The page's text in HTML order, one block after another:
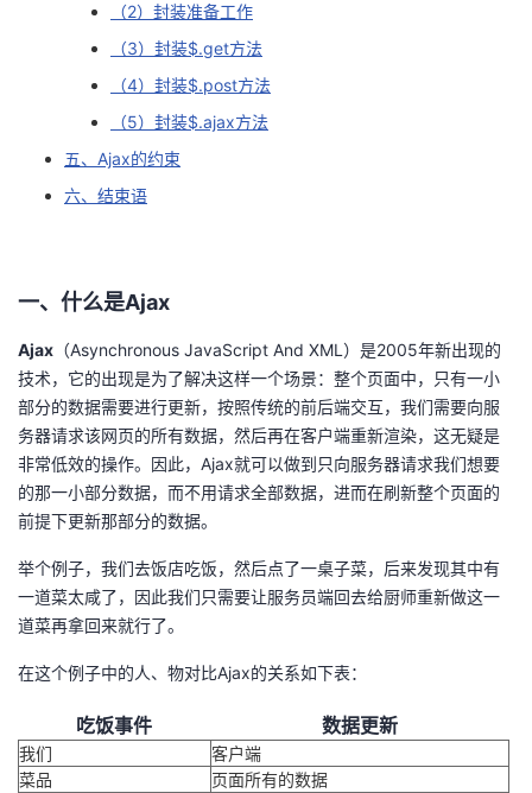
程
认
的
我
支
声
（2）封装准备工作
（3）封装$.get方法
（4）封装$.post方法
（5）封装$.ajax方法
五、Ajax的约束
六、结束语
一、什么是Ajax
Ajax （Asynchronous JavaScript And XML）是2005年新出现的
技术，它的出现是为了解决这样一个场景：整个页面中，只有一小
部分的数据需要进行更新，按照传统的前后端交互，我们需要向服
务器请求该网页的所有数据，然后再在客户端重新渲染，这无疑是
非常低效的操作。因此，Ajax就可以做到只向服务器请求我们想要
的那一小部分数据，而不用请求全部数据，进而在刷新整个页面的
前提下更新那部分的数据。
举个例子，我们去饭店吃饭，然后点了一桌子菜，后来发现其中有
一道菜太咸了，因此我们只需要让服务员端回去给厨师重新做这一
道菜再拿回来就行了。
在这个例子中的人、物对比Ajax的关系如下表：
吃饭事件 数据更新
我们
客户端
菜品
页面所有的数据